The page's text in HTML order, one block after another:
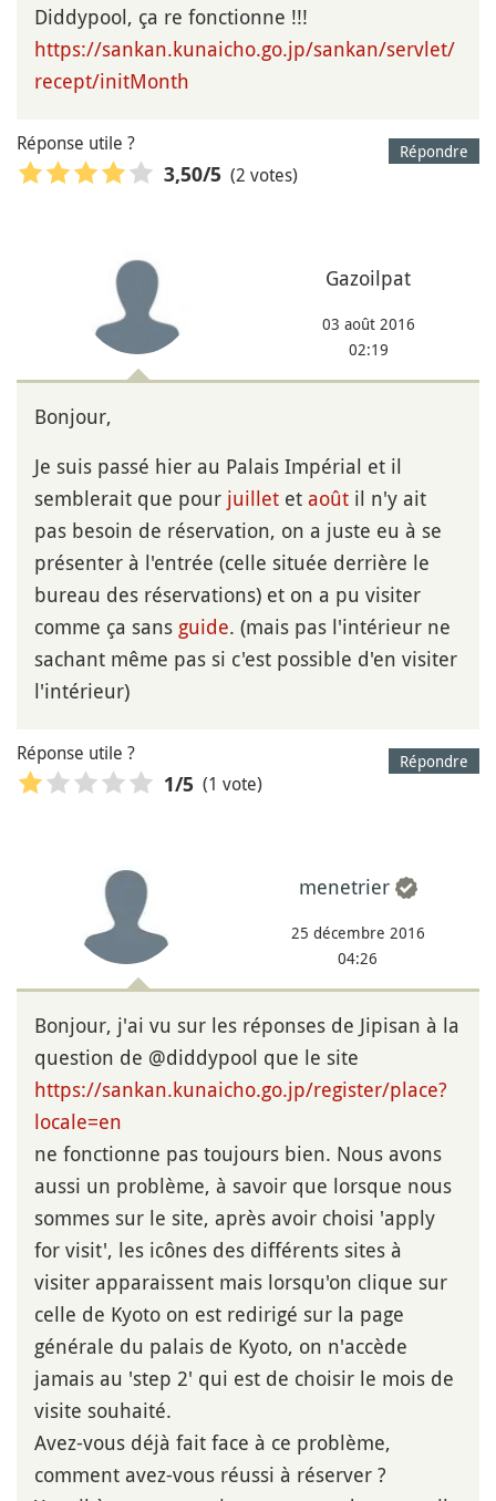
Diddypool, ça re fonctionne !!!
https://sankan.kunaicho.go.jp/sankan/servlet/
recept/initMonth
Répondre
Réponse utile ?
3,50/5 (2 votes)
Gazoilpat
03 août 2016
02:19
Bonjour,
Je suis passé hier au Palais Impérial et il
semblerait que pour juillet et août il n'y ait
pas besoin de réservation, on a juste eu à se
présenter à l'entrée (celle située derrière le
bureau des réservations) et on a pu visiter
comme ça sans guide. (mais pas l'intérieur ne
sachant même pas si c'est possible d'en visiter
l'intérieur)
Répondre
Réponse utile ?
1/5 (1 vote)
menetrier
25 décembre 2016
04:26
Bonjour, j'ai vu sur les réponses de Jipisan à la
question de @diddypool que le site
https://sankan.kunaicho.go.jp/register/place?
locale=en
ne fonctionne pas toujours bien. Nous avons
aussi un problème, à savoir que lorsque nous
sommes sur le site, après avoir choisi 'apply
for visit', les icônes des différents sites à
visiter apparaissent mais lorsqu'on clique sur
celle de Kyoto on est redirigé sur la page
générale du palais de Kyoto, on n'accède
jamais au 'step 2' qui est de choisir le mois de
visite souhaité.
Avez-vous déjà fait face à ce problème,
comment avez-vous réussi à réserver ?